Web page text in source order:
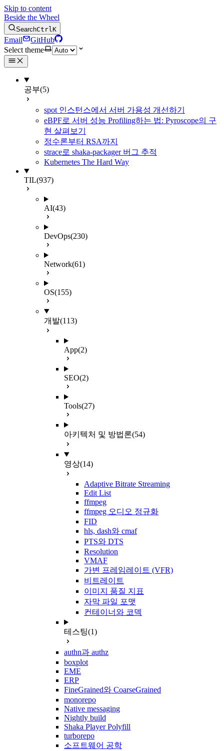
Skip to content
Beside the Wheel
SearchCtrlK
Email
GitHub
Select theme
공부(5)
spot 인스턴스에서 서버 가용성 개선하기
eBPF로 서버 성능 Profiling하는 법: Pyroscope의 구
현 살펴보기
정수론부터 RSA까지
strace로 shaka-packager 버그 추적
Kubernetes The Hard Way
TIL(937)
AI(43)
DevOps(230)
Network(61)
OS(155)
개발(113)
App(2)
SEO(2)
Tools(27)
아키텍처 및 방법론(54)
영상(14)
Adaptive Bitrate Streaming
Edit List
ffmpeg
ffmpeg 오디오 정규화
FID
hls, dash와 cmaf
PTS와 DTS
Resolution
VMAF
가변 프레임레이트 (VFR)
비트레이트
이미지 품질 지표
자막 파일 포맷
컨테이너와 코덱
테스팅(1)
authn과 authz
boxplot
EME
ERP
FineGrained와 CoarseGrained
monorepo
Native messaging
Nightly build
Shaka Player Polyfill
turborepo
소프트웨어 공학